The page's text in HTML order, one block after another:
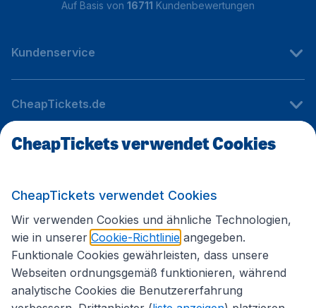
Auf Basis von 16711 Kundenbewertungen
Kundenservice
CheapTickets.de
Internationale Webseiten
Folgen Sie uns:
CheapTickets verwendet Cookies
CheapTickets verwendet Cookies
Wir verwenden Cookies und ähnliche Technologien,
wie in unserer Cookie-Richtlinie angegeben.
Funktionale Cookies gewährleisten, dass unsere
Webseiten ordnungsgemäß funktionieren, während
analytische Cookies die Benutzererfahrung